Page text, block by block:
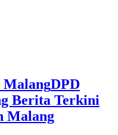
DPD
Berita Terkini
Malang